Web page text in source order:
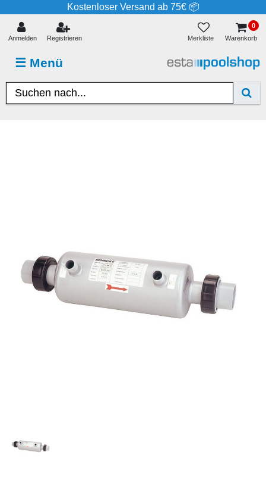
Kostenloser Versand ab 75€ 📦
☰ Menü
Anmelden Registrieren Merkliste
0
Warenkorb